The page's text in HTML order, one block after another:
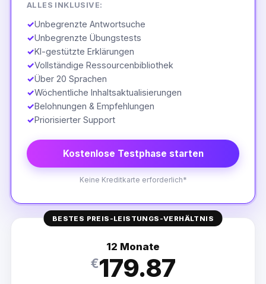
ALLES INKLUSIVE:
✓Unbegrenzte Antwortsuche
✓Unbegrenzte Übungstests
✓KI-gestützte Erklärungen
✓Vollständige Ressourcenbibliothek
✓Über 20 Sprachen
✓Wöchentliche Inhaltsaktualisierungen
✓Belohnungen & Empfehlungen
✓Priorisierter Support
Kostenlose Testphase starten
Keine Kreditkarte erforderlich*
BESTES PREIS-LEISTUNGS-VERHÄLTNIS
12 Monate
€179.87